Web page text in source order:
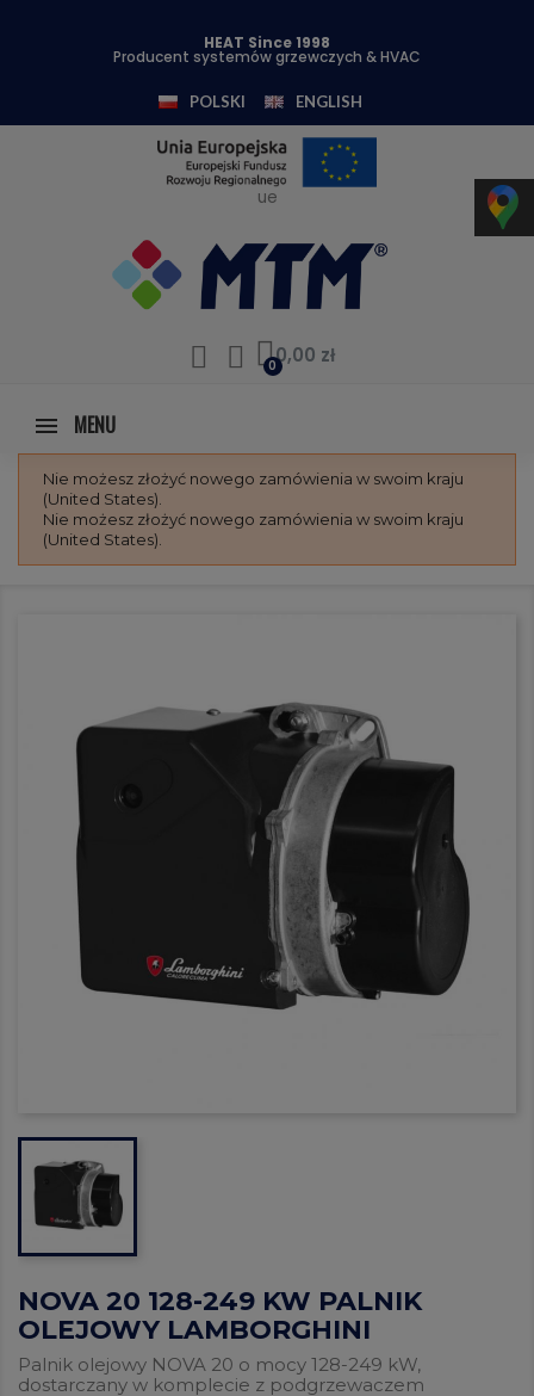
HEAT Since 1998
Producent systemów grzewczych & HVAC
POLSKI ENGLISH
ue
0,00 zł
MENU
Nie możesz złożyć nowego zamówienia w swoim kraju
(United States).
Nie możesz złożyć nowego zamówienia w swoim kraju
(United States).
NOVA 20 128-249 KW PALNIK
OLEJOWY LAMBORGHINI
Palnik olejowy NOVA 20 o mocy 128-249 kW,
dostarczany w komplecie z podgrzewaczem